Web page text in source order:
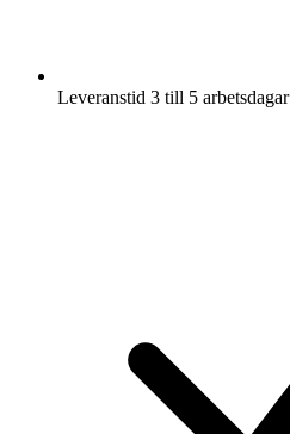
Leveranstid 3 till 5 arbetsdagar